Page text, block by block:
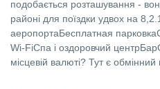
подобається розташування -
районі для поїздки удвох на
аеропортаБесплатная
Wi-FiСпа і оздоровчий
місцевій валюті? Тут є обмінний